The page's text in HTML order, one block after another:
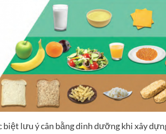
biệt lưu ý cân bằng dinh dưỡng khi xây